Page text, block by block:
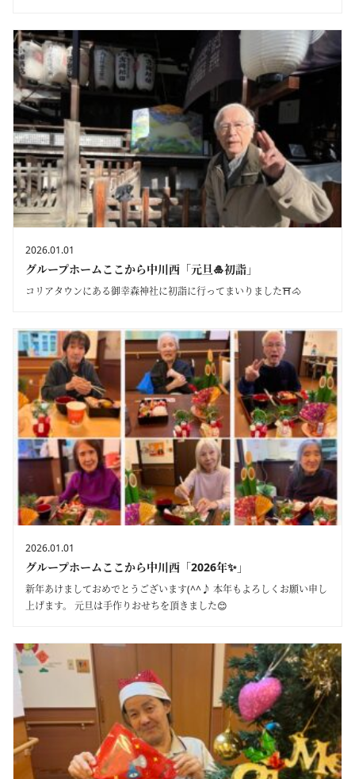
2026.01.01
グループホームここから中川西「元旦🎍初詣」
コリアタウンにある御幸森神社に初詣に行ってまいりました⛩🐴
2026.01.01
グループホームここから中川西「2026年✨」
新年あけましておめでとうございます(^^♪ 本年もよろしくお願い申し
上げます。 元旦は手作りおせちを頂きました😊